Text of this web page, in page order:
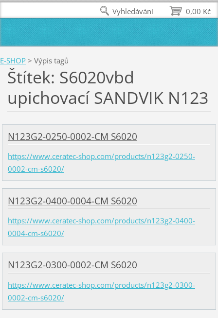
E-SHOP > Výpis tagů
Štítek: S6020vbd
upichovací SANDVIK N123
N123G2-0250-0002-CM S6020
https://www.ceratec-shop.com/products/n123g2-0250-
0002-cm-s6020/
N123G2-0400-0004-CM S6020
https://www.ceratec-shop.com/products/n123g2-0400-
0004-cm-s6020/
N123G2-0300-0002-CM S6020
https://www.ceratec-shop.com/products/n123g2-0300-
0002-cm-s6020/
0,00 Kč
Vyhledávání